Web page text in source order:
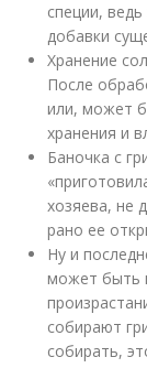
специи,
добавки
Хранение
После
или, может
хранения и
Баночка с
хозяева, не
рано ее
Ну и
может быть
собирают
собирать,